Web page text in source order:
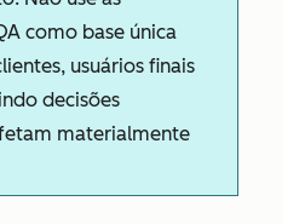
como base única
usuários finais
decisões
materialmente